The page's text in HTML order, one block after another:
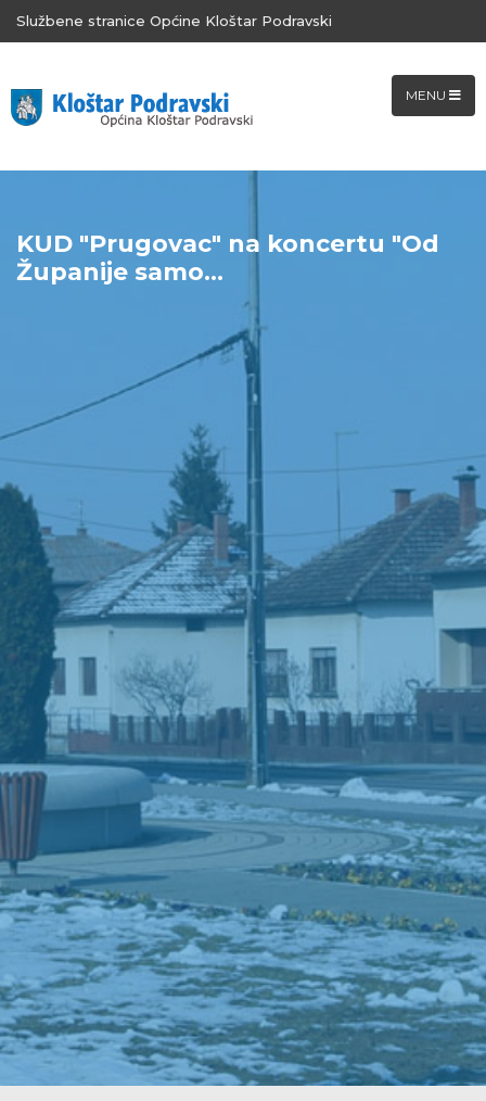
Službene stranice Općine Kloštar Podravski
MENU
KUD "Prugovac" na koncertu "Od
Županije samo...